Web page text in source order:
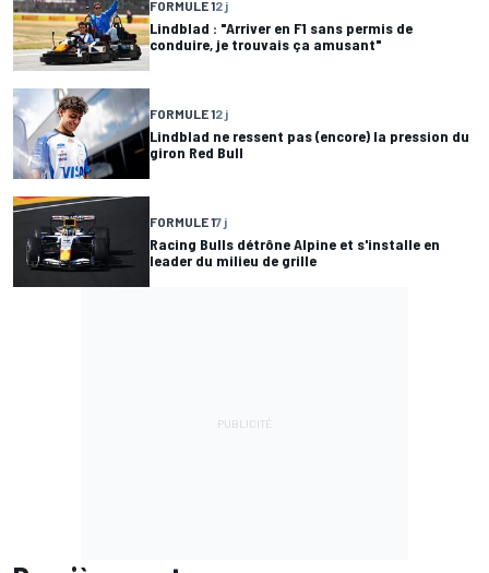
FORMULE 12 j
Lindblad : "Arriver en F1 sans permis de
conduire, je trouvais ça amusant"
FORMULE 12 j
Lindblad ne ressent pas (encore) la pression du
giron Red Bull
FORMULE 17 j
Racing Bulls détrône Alpine et s'installe en
leader du milieu de grille